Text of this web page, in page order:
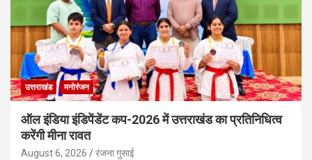
उत्तराखंड मनोरंजन
ऑल इंडिया इंडिपेंडेंट कप-2026 में उत्तराखंड का प्रतिनिधित्व
करेंगी मीना रावत
August 6, 2026 रंजना गुसाई